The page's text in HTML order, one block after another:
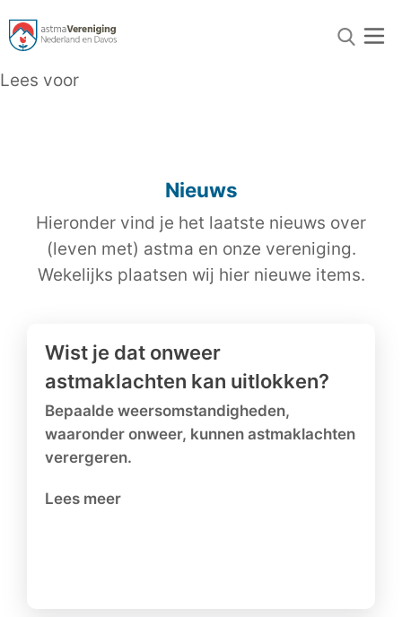
Lees voor
Nieuws
Hieronder vind je het laatste nieuws over
(leven met) astma en onze vereniging.
Wekelijks plaatsen wij hier nieuwe items.
Wist je dat onweer
astmaklachten kan uitlokken?
Bepaalde weersomstandigheden,
waaronder onweer, kunnen astmaklachten
verergeren.
Lees meer